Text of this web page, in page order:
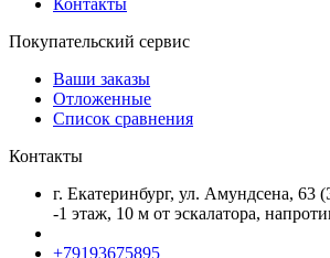
Контакты
Покупательский сервис
Ваши заказы
Отложенные
Список сравнения
Контакты
г. Екатеринбург, ул. Амундсена, 63
-1 этаж, 10 м от эскалатора,
+79193675895